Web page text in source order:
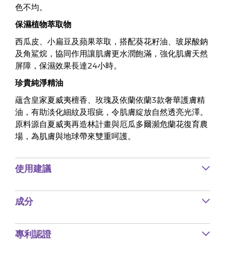
色不均。
保濕植物萃取物
西瓜皮、小扁豆及蘋果萃取，搭配葵花籽油、玻尿酸鈉
及角鯊烷，協同作用讓肌膚更水潤飽滿，強化肌膚天然
屏障，保濕效果長達24小時。
珍貴純淨精油
蘊含皇家夏威夷檀香、玫瑰及依蘭依蘭3款奢華護膚精
油，有助淡化細紋及瑕疵，令肌膚綻放自然透亮光澤。
原料源自夏威夷再造林計畫與厄瓜多爾瀕危蘭花復育農
場，為肌膚與地球帶來雙重呵護。
使用建議
成分
專利認證